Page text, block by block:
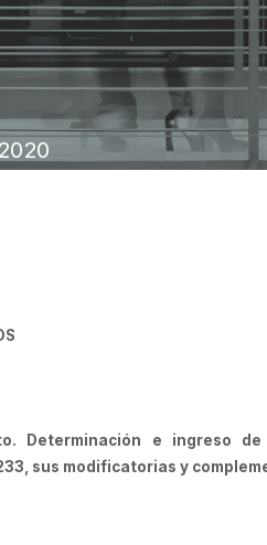
Determinación e
sus modificatorias y